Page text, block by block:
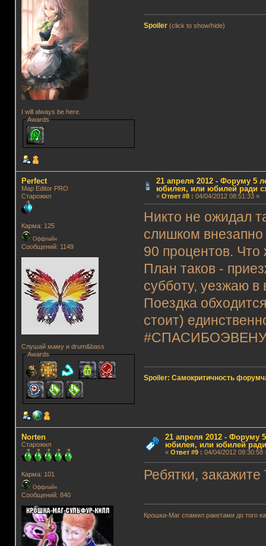
I will always be here.
Awards
Spoiler (click to show/hide)
Perfect
Map Editor PRO
Старожил
Карма: 125
Оффлайн
Сообщений: 1149
Слушай маму и drum&bass
Awards
21 апреля 2012 - Форуму 5
юбилея, или юбилей ради
« Ответ #8: 04/04/2012 08:51:33 »
Никто не ожидал
слишком внезапно
90 процентов.
План таков -
субботу, уезжаю в
Поездка
стоит)
Spoiler: Самокритичность
Norten
Старожил
Карма: 101
Оффлайн
Сообщений: 840
21 апреля 2012 - Форуму
юбилея, или юбилей
« Ответ #9: 04/04/2012 09:30:58
Ребятки,
Крошка-Маг спамил ракетами до того